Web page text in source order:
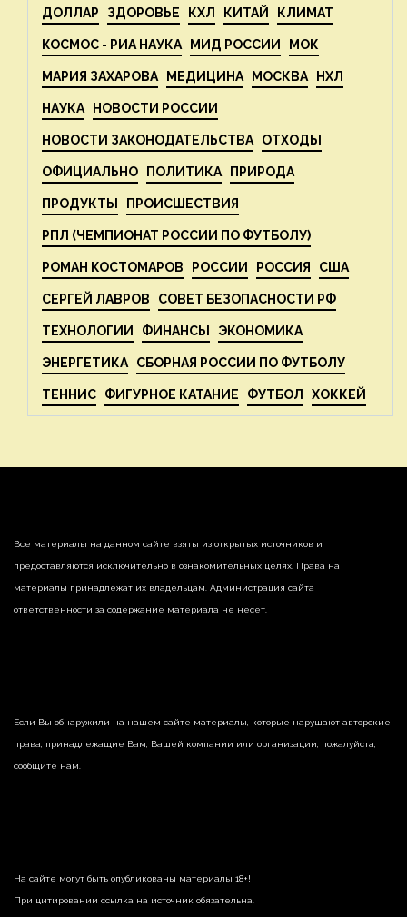
ДОЛЛАР ЗДОРОВЬЕ КХЛ КИТАЙ КЛИМАТ
КОСМОС - РИА НАУКА МИД РОССИИ МОК
МАРИЯ ЗАХАРОВА МЕДИЦИНА МОСКВА НХЛ
НАУКА НОВОСТИ РОССИИ
НОВОСТИ ЗАКОНОДАТЕЛЬСТВА ОТХОДЫ
ОФИЦИАЛЬНО ПОЛИТИКА ПРИРОДА
ПРОДУКТЫ ПРОИСШЕСТВИЯ
РПЛ (ЧЕМПИОНАТ РОССИИ ПО ФУТБОЛУ)
РОМАН КОСТОМАРОВ РОССИИ РОССИЯ США
СЕРГЕЙ ЛАВРОВ СОВЕТ БЕЗОПАСНОСТИ РФ
ТЕХНОЛОГИИ ФИНАНСЫ ЭКОНОМИКА
ЭНЕРГЕТИКА СБОРНАЯ РОССИИ ПО ФУТБОЛУ
ТЕННИС ФИГУРНОЕ КАТАНИЕ ФУТБОЛ ХОККЕЙ
Все материалы на данном сайте взяты из открытых источников и
предоставляются исключительно в ознакомительных целях. Права на
материалы принадлежат их владельцам. Администрация сайта
ответственности за содержание материала не несет.
Если Вы обнаружили на нашем сайте материалы, которые нарушают авторские
права, принадлежащие Вам, Вашей компании или организации, пожалуйста,
сообщите нам.
На сайте могут быть опубликованы материалы 18+!
При цитировании ссылка на источник обязательна.